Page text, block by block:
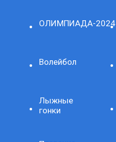
ОЛИМПИАДА-2024
Волейбол
Лыжные
гонки